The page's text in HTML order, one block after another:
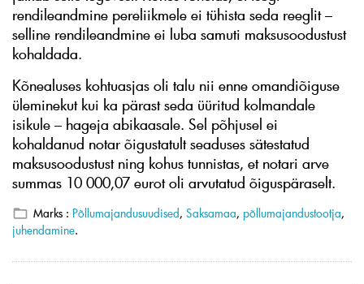
rendileandmine pereliikmele ei tühista seda reeglit –
selline rendileandmine ei luba samuti maksusoodustust
kohaldada.
Kõnealuses kohtuasjas oli talu nii enne omandiõiguse
üleminekut kui ka pärast seda üüritud kolmandale
isikule – hageja abikaasale. Sel põhjusel ei
kohaldanud notar õigustatult seaduses sätestatud
maksusoodustust ning kohus tunnistas, et notari arve
summas 10 000,07 eurot oli arvutatud õiguspäraselt.
Marks : Põllumajandusuudised, Saksamaa, põllumajandustootja,
juhendamine.